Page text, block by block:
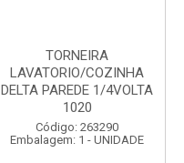
TORNEIRA
LAVATORIO/COZINHA
DELTA PAREDE 1/4VOLTA
1020
Código: 263290
Embalagem: 1 - UNIDADE